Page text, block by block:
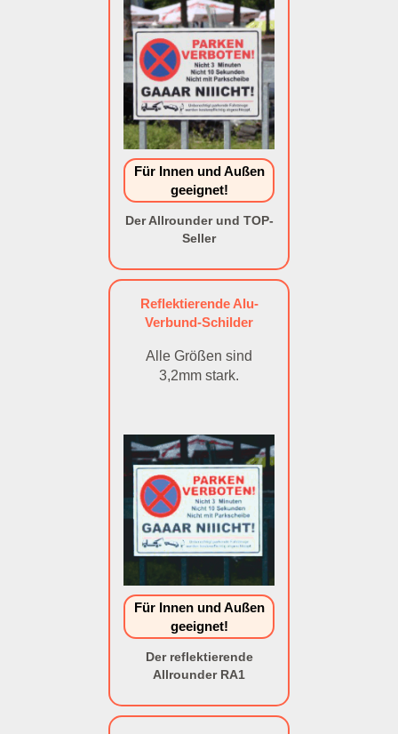
Für Innen und Außen
geeignet!
Der Allrounder und TOP-
Seller
Reflektierende Alu-
Verbund-Schilder
Alle Größen sind
3,2mm stark.
Für Innen und Außen
geeignet!
Der reflektierende
Allrounder RA1